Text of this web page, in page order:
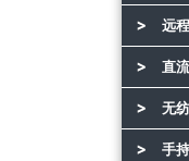
远
直
无
手